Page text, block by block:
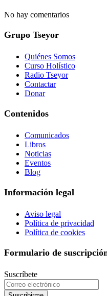
No hay comentarios
Grupo Tseyor
Quiénes Somos
Curso Holístico
Radio Tseyor
Contactar
Donar
Contenidos
Comunicados
Libros
Noticias
Eventos
Blog
Información legal
Aviso legal
Política de privacidad
Política de cookies
Formulario de
Suscríbete